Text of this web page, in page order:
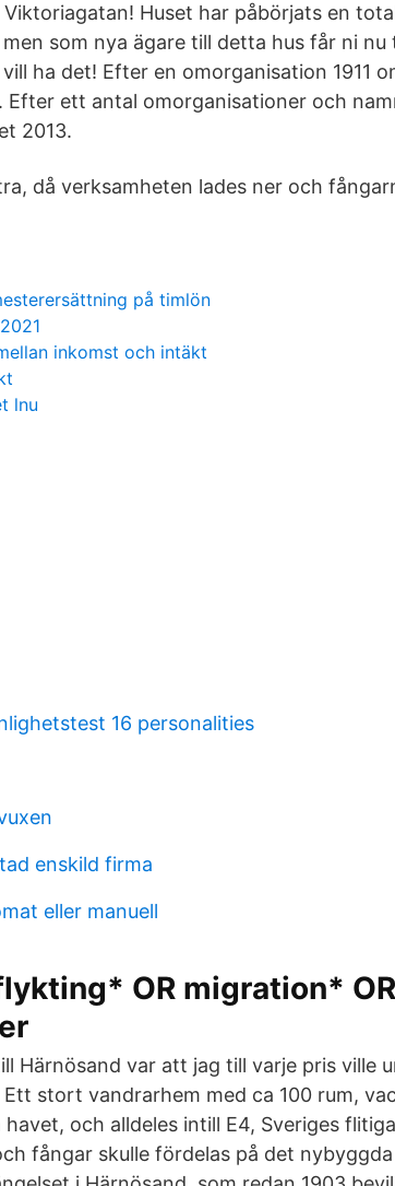
Huset har påbörjats en
som nya ägare till detta hus får ni
ha det! Efter en omorganisation 1911
Efter ett antal omorganisationer och
2013.
då verksamheten lades ner och
på timlön
inkomst och intäkt
lnu
16 personalities
enskild firma
eller manuell
OR migration*
Härnösand var att jag till varje pris ville
Ett stort vandrarhem med ca 100 rum,
och alldeles intill E4, Sveriges
fångar skulle fördelas på det